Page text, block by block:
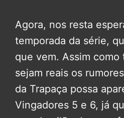
Agora, nos resta
temporada da série,
que vem. Assim como
sejam reais os
da Trapaça possa
Vingadores 5 e 6, já